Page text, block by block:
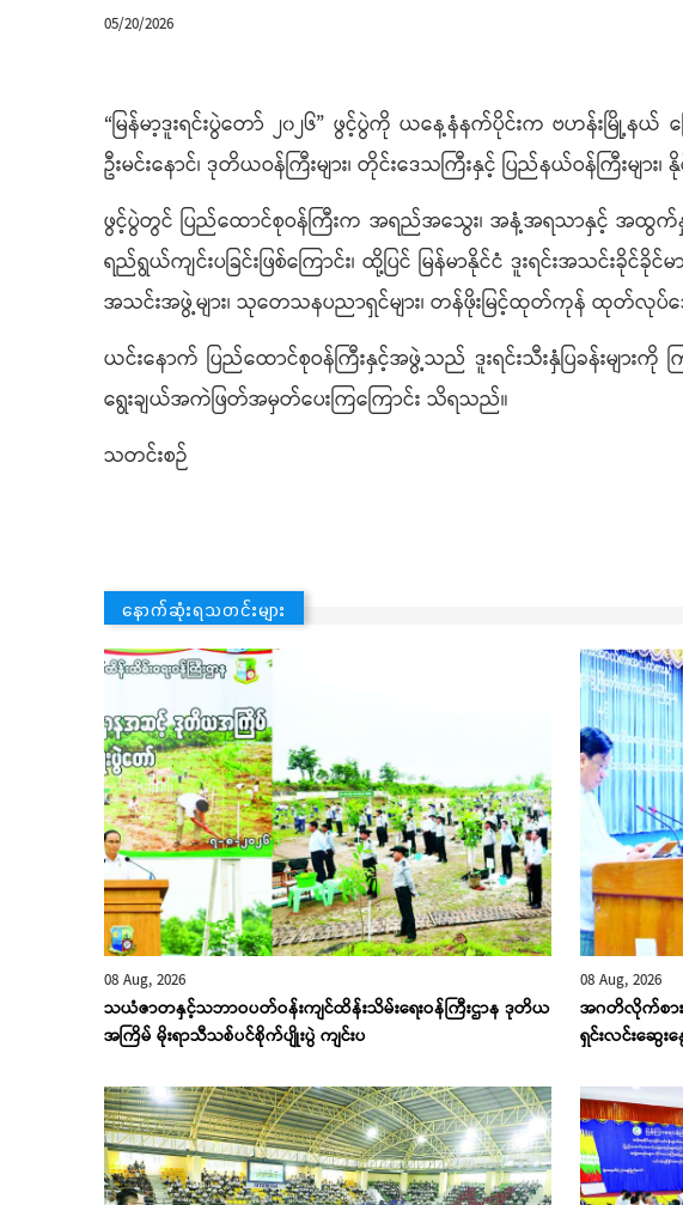
05/20/2026
“မြန်မာ့ဒူးရင်းပွဲတော် ၂၀၂၆” ဖွင့်ပွဲကို ယနေ့နံနက်ပိုင်းက ဗဟန်းမြို့နယ် မြ
ဦးမင်းနောင်၊ ဒုတိယဝန်ကြီးများ၊ တိုင်းဒေသကြီးနှင့် ပြည်နယ်ဝန်ကြီးများ
ဖွင့်ပွဲတွင် ပြည်ထောင်စုဝန်ကြီးက အရည်အသွေး၊ အနံ့အရသာနှင့် အထွက်နှုန်း
ရည်ရွယ်ကျင်းပခြင်းဖြစ်ကြောင်း၊ ထို့ပြင် မြန်မာနိုင်ငံ ဒူးရင်းအသင်း
အသင်းအဖွဲ့များ၊ သုတေသနပညာရှင်များ၊ တန်ဖိုးမြင့်ထုတ်ကုန် ထုတ်လုပ်သ
ယင်းနောက် ပြည်ထောင်စုဝန်ကြီးနှင့်အဖွဲ့သည် ဒူးရင်းသီးနှံပြခန်းများ
ရွေးချယ်အကဲဖြတ်အမှတ်ပေးကြကြောင်း သိရသည်။
သတင်းစဉ်
နောက်ဆုံးရသတင်းများ
08 Aug, 2026
သယံဇာတနှင့်သဘာဝပတ်ဝန်းကျင်ထိန်းသိမ်းရေးဝန်ကြီးဌာန ဒုတိယ
အကြိမ် မိုးရာသီသစ်ပင်စိုက်ပျိုးပွဲ ကျင်းပ
08 Aug, 2026
အဂတိလိုက်စား
ရှင်းလင်းဆွေးနွ